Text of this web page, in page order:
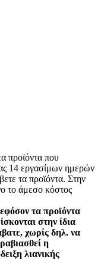
προϊόντα που
14 εργασίμων ημερών
τα προϊόντα. Στην
το άμεσο κόστος
τα προϊόντα
στην ίδια
χωρίς δηλ. να
η
λιανικής